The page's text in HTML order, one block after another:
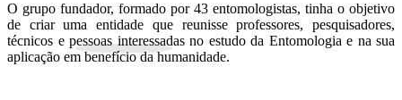
O grupo fundador, formado por 43 entomologistas, tinha o objetivo
de criar uma entidade que reunisse professores, pesquisadores,
técnicos e pessoas interessadas no estudo da Entomologia e na sua
aplicação em benefício da humanidade.